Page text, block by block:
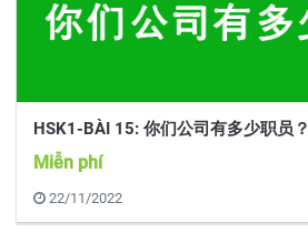
HSK1-BÀI 15: 你们公司有多少职员？
Miễn phí
22/11/2022